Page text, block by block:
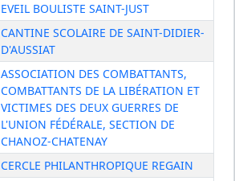
EVEIL BOULISTE SAINT-JUST
CANTINE SCOLAIRE DE SAINT-DIDIER-
D'AUSSIAT
ASSOCIATION DES COMBATTANTS,
COMBATTANTS DE LA LIBÉRATION ET
VICTIMES DES DEUX GUERRES DE
L'UNION FÉDÉRALE, SECTION DE
CHANOZ-CHATENAY
CERCLE PHILANTHROPIQUE REGAIN